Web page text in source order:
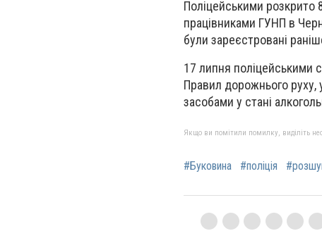
Поліцейськими розкрито
працівниками ГУНП в
були зареєстровані
17 липня поліцейськими
Правил дорожнього руху,
засобами у стані
Якщо ви помітили помилку, виділіть
#Буковина #поліція